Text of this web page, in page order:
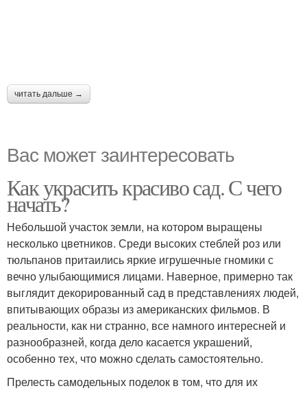
читать дальше →
Вас может заинтересовать
Как украсить красиво сад. С чего
начать?
Небольшой участок земли, на котором выращены
несколько цветников. Среди высоких стеблей роз или
тюльпанов притаились яркие игрушечные гномики с
вечно улыбающимися лицами. Наверное, примерно так
выглядит декорированный сад в представлениях людей,
впитывающих образы из американских фильмов. В
реальности, как ни странно, все намного интересней и
разнообразней, когда дело касается украшений,
особенно тех, что можно сделать самостоятельно.
Прелесть самодельных поделок в том, что для их